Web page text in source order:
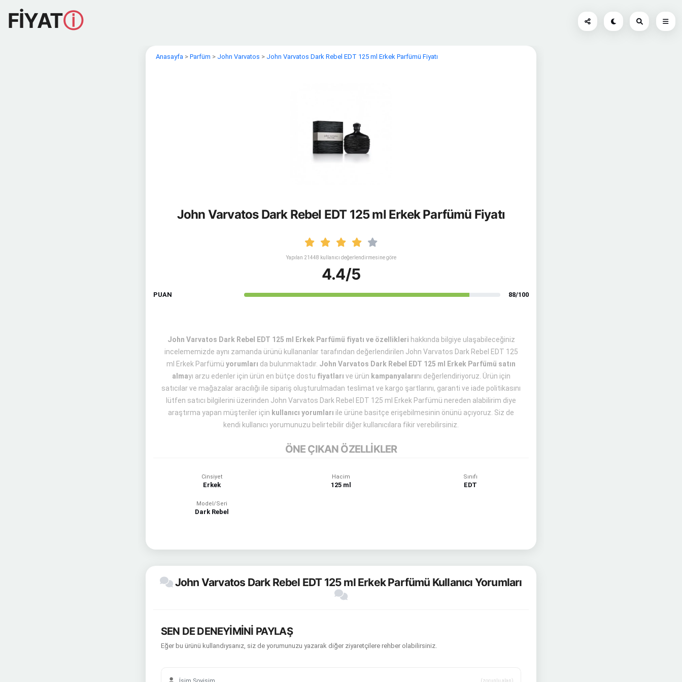
FİYATⓘ
Anasayfa > Parfüm > John Varvatos > John Varvatos Dark Rebel EDT 125 ml Erkek Parfümü Fiyatı
John Varvatos Dark Rebel EDT 125 ml Erkek Parfümü Fiyatı
Yapılan 21448 kullanıcı değerlendirmesine göre
4.4/5
PUAN 88/100
John Varvatos Dark Rebel EDT 125 ml Erkek Parfümü fiyatı ve özellikleri hakkında bilgiye ulaşabileceğiniz
incelememizde aynı zamanda ürünü kullananlar tarafından değerlendirilen John Varvatos Dark Rebel EDT 125
ml Erkek Parfümü yorumları da bulunmaktadır. John Varvatos Dark Rebel EDT 125 ml Erkek Parfümü satın
almayı arzu edenler için ürün en bütçe dostu fiyatları ve ürün kampanyalarını değerlendiriyoruz. Ürün için
satıcılar ve mağazalar aracılığı ile sipariş oluşturulmadan teslimat ve kargo şartlarını, garanti ve iade politikasını
lütfen satıcı bilgilerini üzerinden John Varvatos Dark Rebel EDT 125 ml Erkek Parfümü nereden alabilirim diye
araştırma yapan müşteriler için kullanıcı yorumları ile ürüne basitçe erişebilmesinin önünü açıyoruz. Siz de
kendi kullanıcı yorumunuzu belirtebilir diğer kullanıcılara fikir verebilirsiniz.
ÖNE ÇIKAN ÖZELLİKLER
Cinsiyet
Erkek
Hacim
125 ml
Sınıfı
EDT
Model/Seri
Dark Rebel
John Varvatos Dark Rebel EDT 125 ml Erkek Parfümü Kullanıcı Yorumları
SEN DE DENEYİMİNİ PAYLAŞ
Eğer bu ürünü kullandıysanız, siz de yorumunuzu yazarak diğer ziyaretçilere rehber olabilirsiniz.
(zorunlu alan)